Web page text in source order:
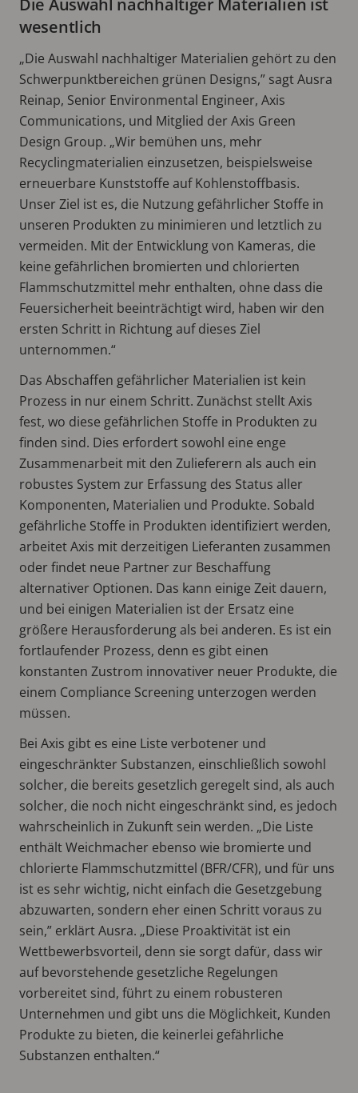
wesentlich
„Die Auswahl nachhaltiger Materialien gehört zu den
Schwerpunktbereichen grünen Designs,” sagt Ausra
Reinap, Senior Environmental Engineer, Axis
Communications, und Mitglied der Axis Green
Design Group. „Wir bemühen uns, mehr
Recyclingmaterialien einzusetzen, beispielsweise
erneuerbare Kunststoffe auf Kohlenstoffbasis.
Unser Ziel ist es, die Nutzung gefährlicher Stoffe in
unseren Produkten zu minimieren und letztlich zu
vermeiden. Mit der Entwicklung von Kameras, die
keine gefährlichen bromierten und chlorierten
Flammschutzmittel mehr enthalten, ohne dass die
Feuersicherheit beeinträchtigt wird, haben wir den
ersten Schritt in Richtung auf dieses Ziel
unternommen.“
Das Abschaffen gefährlicher Materialien ist kein
Prozess in nur einem Schritt. Zunächst stellt Axis
fest, wo diese gefährlichen Stoffe in Produkten zu
finden sind. Dies erfordert sowohl eine enge
Zusammenarbeit mit den Zulieferern als auch ein
robustes System zur Erfassung des Status aller
Komponenten, Materialien und Produkte. Sobald
gefährliche Stoffe in Produkten identifiziert werden,
arbeitet Axis mit derzeitigen Lieferanten zusammen
oder findet neue Partner zur Beschaffung
alternativer Optionen. Das kann einige Zeit dauern,
und bei einigen Materialien ist der Ersatz eine
größere Herausforderung als bei anderen. Es ist ein
fortlaufender Prozess, denn es gibt einen
konstanten Zustrom innovativer neuer Produkte, die
einem Compliance Screening unterzogen werden
müssen.
Bei Axis gibt es eine Liste verbotener und
eingeschränkter Substanzen, einschließlich sowohl
solcher, die bereits gesetzlich geregelt sind, als auch
solcher, die noch nicht eingeschränkt sind, es jedoch
wahrscheinlich in Zukunft sein werden. „Die Liste
enthält Weichmacher ebenso wie bromierte und
chlorierte Flammschutzmittel (BFR/CFR), und für uns
ist es sehr wichtig, nicht einfach die Gesetzgebung
abzuwarten, sondern eher einen Schritt voraus zu
sein,” erklärt Ausra. „Diese Proaktivität ist ein
Wettbewerbsvorteil, denn sie sorgt dafür, dass wir
auf bevorstehende gesetzliche Regelungen
vorbereitet sind, führt zu einem robusteren
Unternehmen und gibt uns die Möglichkeit, Kunden
Produkte zu bieten, die keinerlei gefährliche
Substanzen enthalten.“